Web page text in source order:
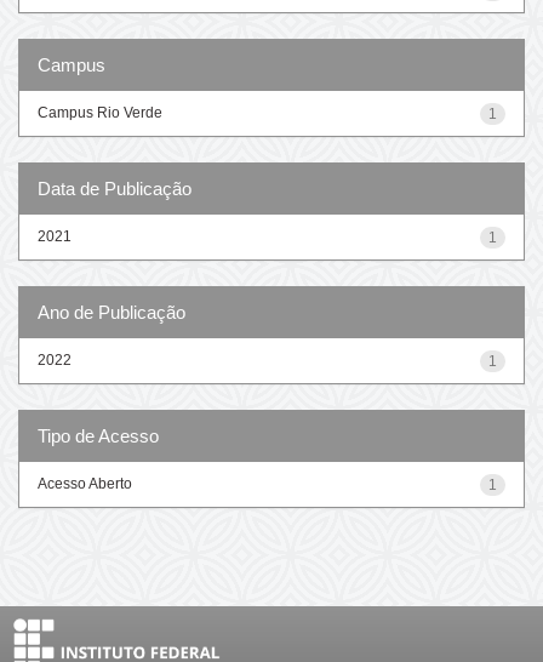
Campus
1
Campus Rio Verde
Data de Publicação
1
2021
Ano de Publicação
1
2022
Tipo de Acesso
1
Acesso Aberto